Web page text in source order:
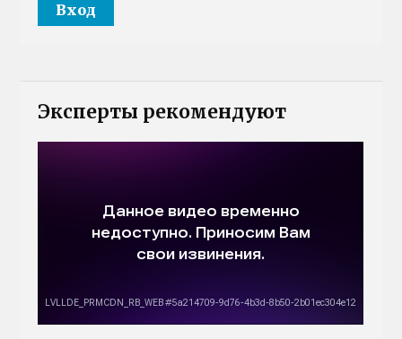
Эксперты рекомендуют